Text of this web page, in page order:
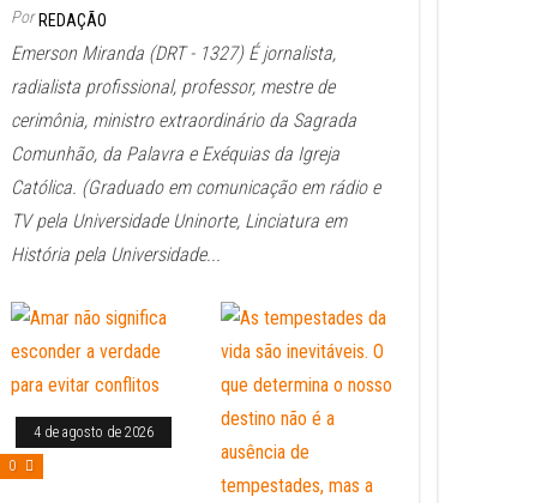
Por REDAÇÃO
Emerson Miranda (DRT - 1327) É jornalista,
radialista profissional, professor, mestre de
cerimônia, ministro extraordinário da Sagrada
Comunhão, da Palavra e Exéquias da Igreja
Católica. (Graduado em comunicação em rádio e
TV pela Universidade Uninorte, Linciatura em
História pela Universidade...
4 de agosto de 2026
0